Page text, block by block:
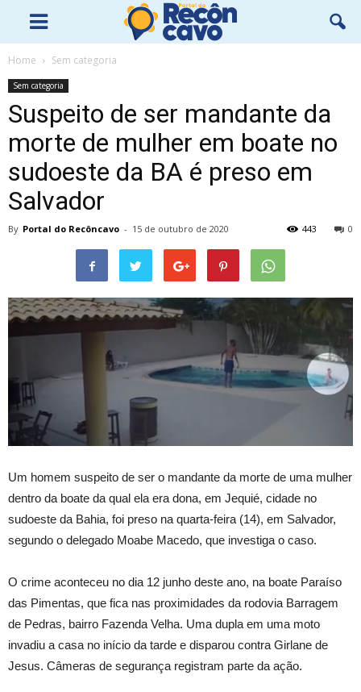
Home Sem categoria
Sem categoria
Suspeito de ser mandante da
morte de mulher em boate no
sudoeste da BA é preso em
Salvador
By Portal do Recôncavo - 15 de outubro de 2020 0
443
Um homem suspeito de ser o mandante da morte de uma mulher
dentro da boate da qual ela era dona, em Jequié, cidade no
sudoeste da Bahia, foi preso na quarta-feira (14), em Salvador,
segundo o delegado Moabe Macedo, que investiga o caso.
O crime aconteceu no dia 12 junho deste ano, na boate Paraíso
das Pimentas, que fica nas proximidades da rodovia Barragem
de Pedras, bairro Fazenda Velha. Uma dupla em uma moto
invadiu a casa no início da tarde e disparou contra Girlane de
Jesus. Câmeras de segurança registram parte da ação.